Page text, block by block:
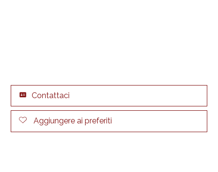
Contattaci
Aggiungere ai preferiti